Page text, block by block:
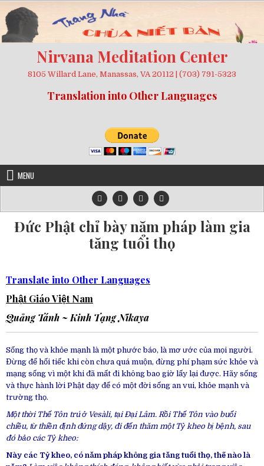
to
content
Nirvana Meditation Center
8105 Willard Lane, Manassas, VA 20112 | (703) 791-5323
Translation into Other Languages
MENU
Đức Phật chỉ bày năm pháp làm gia
tăng tuổi thọ
Translate into Other Languages
Phật Giáo Việt Nam
Quảng Tánh ~ Kinh Tạng Nikaya
Sống thọ và khỏe mạnh là một phước báo, là mơ ước của mọi người.
Đừng để hối tiếc khi còn chưa quá muộn, đừng phí phạm sức khỏe và
mạng sống vì một khi đã mất đi không bao giờ lấy lại được. Hãy sống
và thực hành lời Phật dạy để có một đời sống an vui, khỏe mạnh và
trường thọ.
Một thời Thế Tôn trú ở Vesàli, tại Đại Lâm. Rồi Thế Tôn vào buổi
chiều, từ thiền định đứng dậy, đi đến thăm một Tỷ kheo bị bệnh, sau
đó bảo các Tỷ kheo:
Này các Tỷ kheo, có năm pháp không gia tăng tuổi thọ, thế nào là